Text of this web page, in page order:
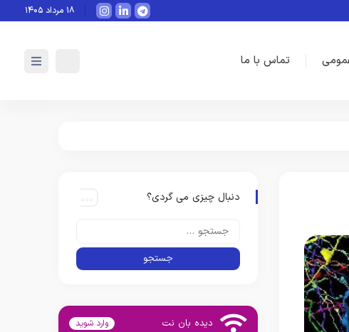
هوش مصنوعی چگونه می‌تواند
۱۸ مرداد ۱۴۰۵
تماس با ما
دنبال چیزی می گردی؟
دیده بان نت وارد شوید